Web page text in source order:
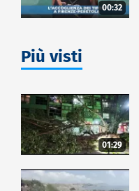
00:32
Più visti
01:29